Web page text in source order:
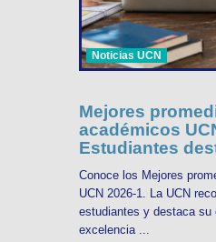
Noticias UCN
Mejores
académicos
Estudiantes
Conoce los Mejores
UCN 2026-1. La UCN
estudiantes y destaca su
excelencia ...